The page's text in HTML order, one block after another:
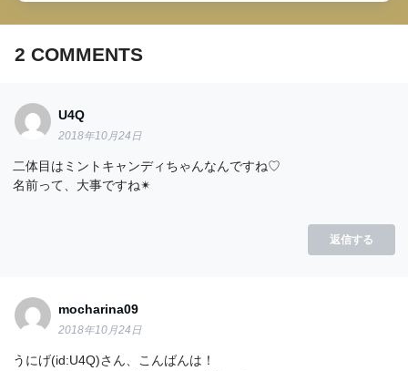
2 COMMENTS
U4Q
2018年10月24日
二体目はミントキャンディちゃんなんですね♡
名前って、大事ですね✴︎
返信する
mocharina09
2018年10月24日
うにげ(id:U4Q)さん、こんばんは！